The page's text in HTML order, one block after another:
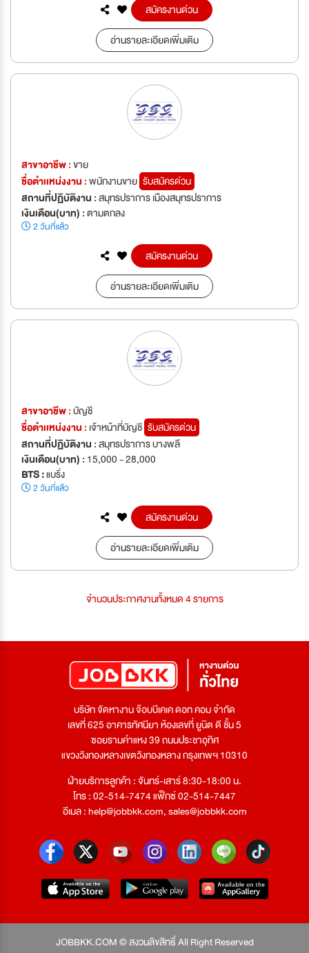
สมัครงานด่วน
อ่านรายละเอียดเพิ่มเติม
สาขาอาชีพ :ขาย
ชื่อตำเเหน่งงาน :พนักงานขาย รับสมัครด่วน
สถานที่ปฏิบัติงาน :สมุทรปราการ เมืองสมุทรปราการ
เงินเดือน(บาท) :ตามตกลง
2 วันที่แล้ว
สมัครงานด่วน
อ่านรายละเอียดเพิ่มเติม
สาขาอาชีพ :บัญชี
ชื่อตำเเหน่งงาน : เจ้าหน้าที่บัญชี รับสมัครด่วน
สถานที่ปฏิบัติงาน :สมุทรปราการ บางพลี
เงินเดือน(บาท) : 15,000 - 28,000
BTS :แบริ่ง
2 วันที่แล้ว
สมัครงานด่วน
อ่านรายละเอียดเพิ่มเติม
จำนวนประกาศงานทั้งหมด 4 รายการ
บริษัท จัดหางาน จ๊อบบีเคเค ดอท คอม จำกัด
เลขที่ 625 อาคารทัศนียา ห้องเลขที่ ยูนิต ดี ชั้น 5
ซอยรามคำแหง 39 ถนนประชาอุทิศ
แขวงวังทองหลางเขตวังทองหลาง กรุงเทพฯ 10310
ฝ่ายบริการลูกค้า : จันทร์-เสาร์ 8:30-18:00 น.
โทร : 02-514-7474 แฟ็กซ์ 02-514-7447
อีเมล :help@jobbkk.com,sales@jobbkk.com
JOBBKK.COM © สงวนลิขสิทธิ์ All Right Reserved